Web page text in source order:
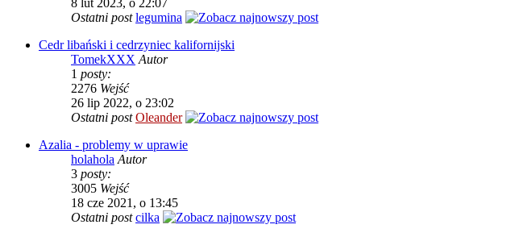
8 lut 2023, o 22:07
Ostatni postlegumina
Cedr libański i cedrzyniec kalifornijski
TomekXXX Autor
1 posty:
2276 Wejść
26 lip 2022, o 23:02
Ostatni postOleander
Azalia - problemy w uprawie
holahola Autor
3 posty:
3005 Wejść
18 cze 2021, o 13:45
Ostatni postcilka